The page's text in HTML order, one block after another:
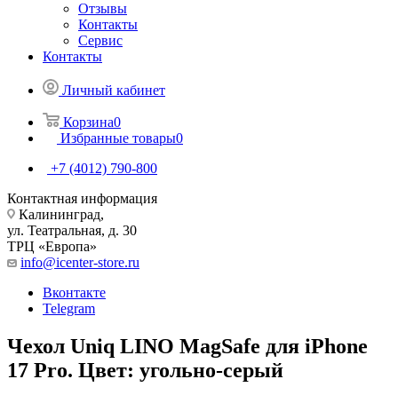
Отзывы
Контакты
Сервис
Контакты
Личный кабинет
Корзина0
Избранные товары0
+7 (4012) 790-800
Контактная информация
Калининград,
ул. Театральная, д. 30
ТРЦ «Европа»
info@icenter-store.ru
Вконтакте
Telegram
Чехол Uniq LINO MagSafe для iPhone
17 Pro. Цвет: угольно-серый